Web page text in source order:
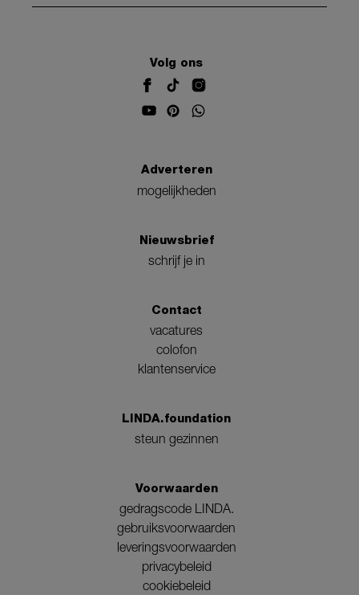
Volg ons
Adverteren
mogelijkheden
Nieuwsbrief
schrijf je in
Contact
vacatures
colofon
klantenservice
LINDA.foundation
steun gezinnen
Voorwaarden
gedragscode LINDA.
gebruiksvoorwaarden
leveringsvoorwaarden
privacybeleid
cookiebeleid